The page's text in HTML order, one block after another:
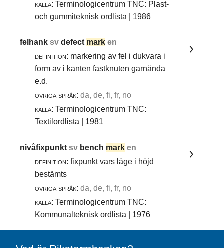
källa: Terminologicentrum TNC: Plast-
och gummiteknisk ordlista | 1986
felhanksvdefect mark en
definition: markering av fel i dukvara i
form av i kanten fastknuten garnända
e.d.
övriga språk: da, de, fi, fr, no
källa: Terminologicentrum TNC:
Textilordlista | 1981
nivåfixpunktsv bench mark en
definition: fixpunkt vars läge i höjd
bestämts
övriga språk: da, de, fi, fr, no
källa: Terminologicentrum TNC:
Kommunalteknisk ordlista | 1976